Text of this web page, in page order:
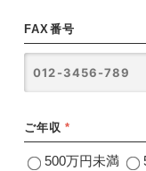
FAX番号
ご年収 *
500万円未満